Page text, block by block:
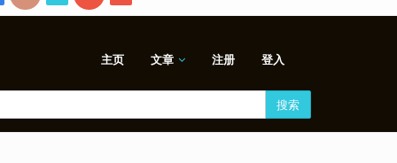
主页 文章 注册 登入
搜索